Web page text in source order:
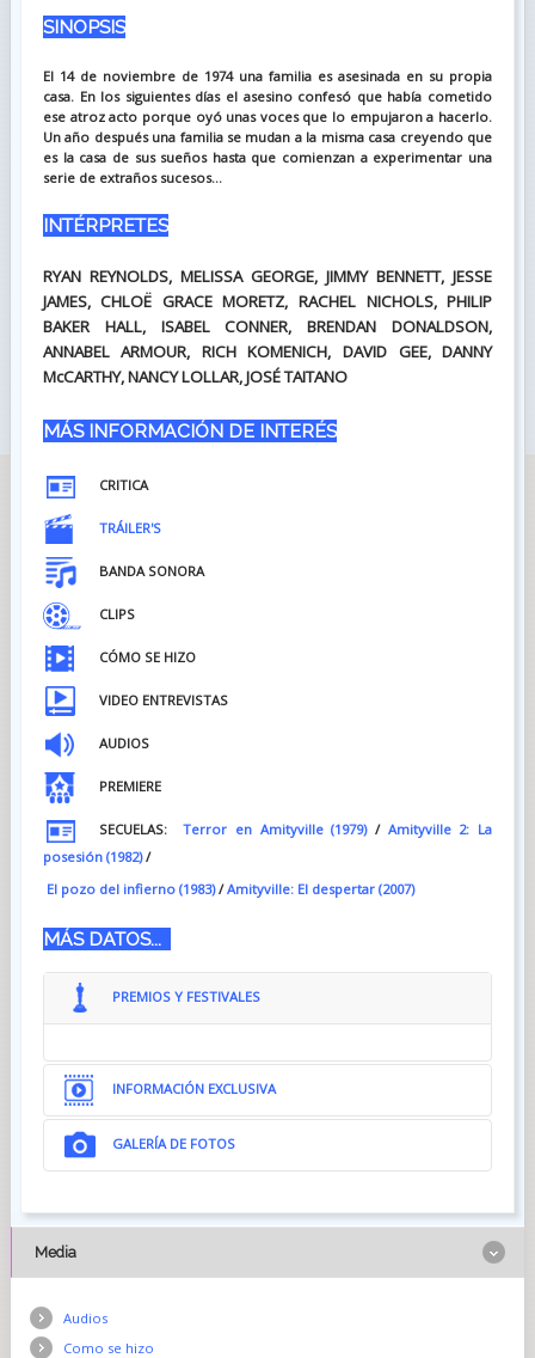
SINOPSIS
El 14 de noviembre de 1974 una familia es asesinada en su propia
casa. En los siguientes días el asesino confesó que había cometido
ese atroz acto porque oyó unas voces que lo empujaron a hacerlo.
Un año después una familia se mudan a la misma casa creyendo que
es la casa de sus sueños hasta que comienzan a experimentar una
serie de extraños sucesos...
INTÉRPRETES
RYAN REYNOLDS, MELISSA GEORGE, JIMMY BENNETT, JESSE
JAMES, CHLOË GRACE MORETZ, RACHEL NICHOLS, PHILIP
BAKER HALL, ISABEL CONNER, BRENDAN DONALDSON,
ANNABEL ARMOUR, RICH KOMENICH, DAVID GEE, DANNY
McCARTHY, NANCY LOLLAR, JOSÉ TAITANO
MÁS INFORMACIÓN DE INTERÉS
CRITICA
TRÁILER'S
BANDA SONORA
CLIPS
CÓMO SE HIZO
VIDEO ENTREVISTAS
AUDIOS
PREMIERE
SECUELAS:Terror en Amityville (1979)/ Amityville 2: La
posesión (1982)/
El pozo del infierno (1983)/Amityville: El despertar (2007)
MÁS DATOS...
PREMIOS Y FESTIVALES
INFORMACIÓN EXCLUSIVA
GALERÍA DE FOTOS
Media
Audios
Como se hizo